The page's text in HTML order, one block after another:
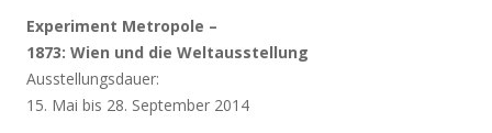
Experiment Metropole –
1873: Wien und die Weltausstellung
Ausstellungsdauer:
15. Mai bis 28. September 2014